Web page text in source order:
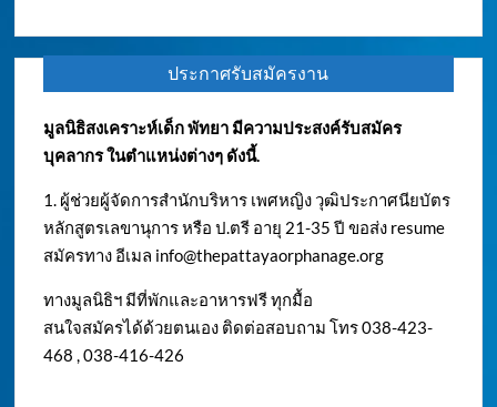
ประกาศรับสมัครงาน
มูลนิธิสงเคราะห์เด็ก พัทยา มีความประสงค์รับสมัคร
บุคลากร ในตำแหน่งต่างๆ ดังนี้.
1. ผู้ช่วยผู้จัดการสำนักบริหาร เพศหญิง วุฒิประกาศนียบัตร
หลักสูตรเลขานุการ หรือ ป.ตรี อายุ 21-35 ปี ขอส่ง resume
สมัครทาง อีเมล info@thepattayaorphanage.org
ทางมูลนิธิฯ มีที่พักและอาหารฟรี ทุกมื้อ
สนใจสมัครได้ด้วยตนเอง ติดต่อสอบถาม โทร 038-423-
468 , 038-416-426